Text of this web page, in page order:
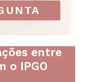
entre
o IPGO